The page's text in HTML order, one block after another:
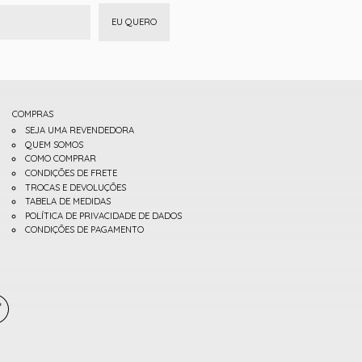
EU QUERO
COMPRAS
SEJA UMA REVENDEDORA
QUEM SOMOS
COMO COMPRAR
CONDIÇÕES DE FRETE
TROCAS E DEVOLUÇÕES
TABELA DE MEDIDAS
POLÍTICA DE PRIVACIDADE DE DADOS
CONDIÇÕES DE PAGAMENTO